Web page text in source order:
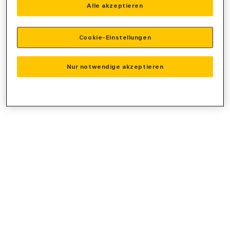
www.zeppelin-powersystems.com
Nur notwendige akzeptieren
Alle akzeptieren
Cookie-Einstellungen